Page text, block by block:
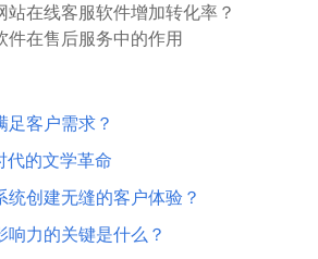
站在线客服软件增加转化率？
件在售后服务中的作用
足客户需求？
代的文学革命
创建无缝的客户体验？
力的关键是什么？